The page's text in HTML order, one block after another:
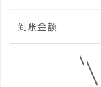
到账金额